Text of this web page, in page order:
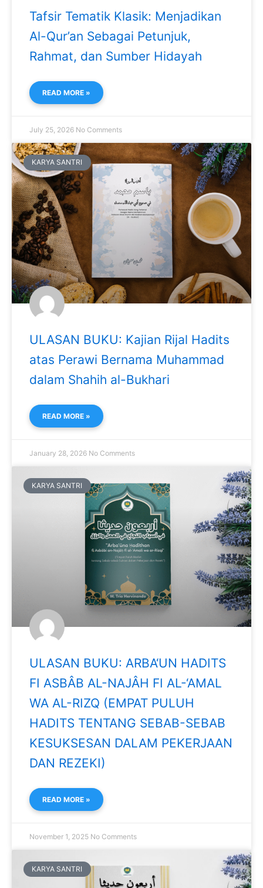
Tafsir Tematik Klasik: Menjadikan
Al-Qur’an Sebagai Petunjuk,
Rahmat, dan Sumber Hidayah
READ MORE »
July 25, 2026 No Comments
KARYA SANTRI
ULASAN BUKU: Kajian Rijal Hadits
atas Perawi Bernama Muhammad
dalam Shahih al-Bukhari
READ MORE »
January 28, 2026 No Comments
KARYA SANTRI
ULASAN BUKU: ARBA‘UN HADITS
FI ASBÂB AL-NAJÂH FI AL-‘AMAL
WA AL-RIZQ (EMPAT PULUH
HADITS TENTANG SEBAB-SEBAB
KESUKSESAN DALAM PEKERJAAN
DAN REZEKI)
READ MORE »
November 1, 2025 No Comments
KARYA SANTRI